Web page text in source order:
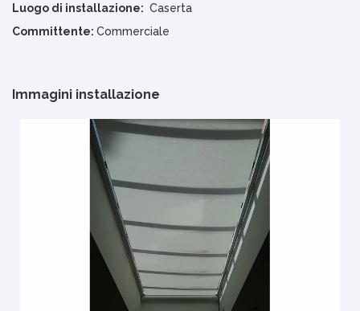
Luogo di installazione: Caserta
Committente: Commerciale
Immagini installazione